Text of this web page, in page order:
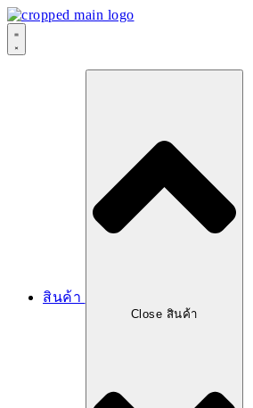
สินค้า
Close สินค้า